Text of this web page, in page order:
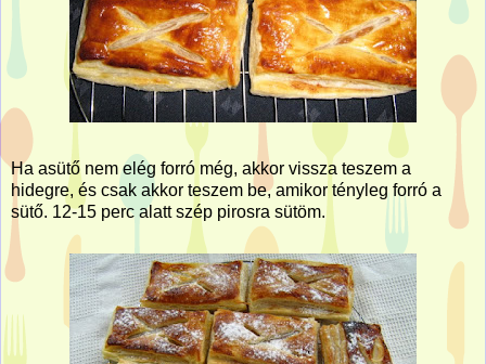
Ha asütő nem elég forró még, akkor vissza teszem a
hidegre, és csak akkor teszem be, amikor tényleg forró a
sütő. 12-15 perc alatt szép pirosra sütöm.